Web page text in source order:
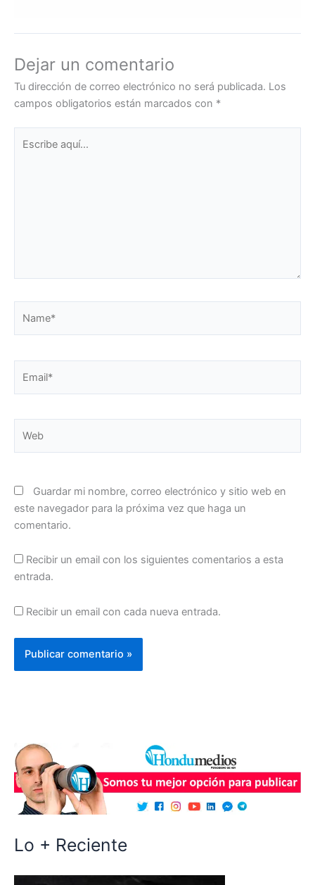
Dejar un comentario
Tu dirección de correo electrónico no será publicada. Los
campos obligatorios están marcados con *
aquí...
Guardar mi nombre, correo electrónico y sitio web en
este navegador para la próxima vez que haga un
comentario.
Recibir un email con los siguientes comentarios a esta
entrada.
Recibir un email con cada nueva entrada.
Lo + Reciente